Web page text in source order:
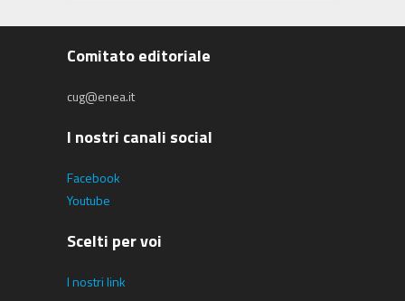
Comitato editoriale
cug@enea.it
I nostri canali social
Facebook
Youtube
Scelti per voi
I nostri link